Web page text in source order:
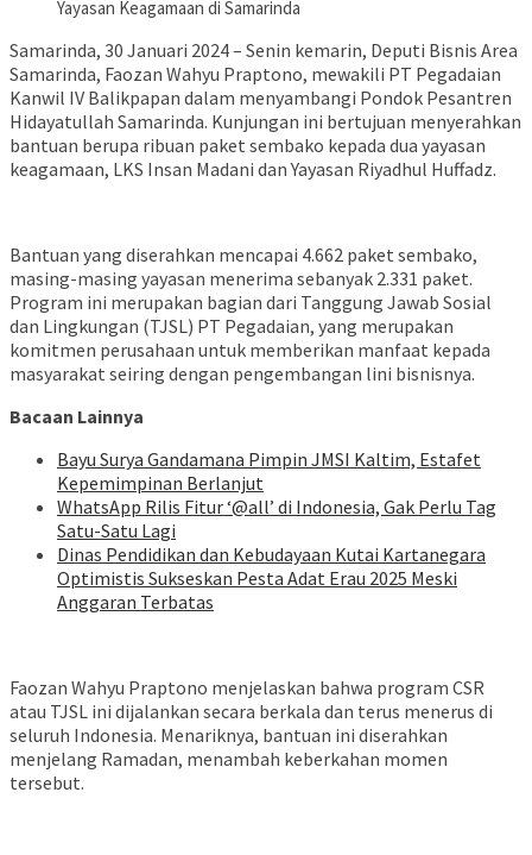
Yayasan Keagamaan di Samarinda
Samarinda, 30 Januari 2024 – Senin kemarin, Deputi Bisnis Area
Samarinda, Faozan Wahyu Praptono, mewakili PT Pegadaian
Kanwil IV Balikpapan dalam menyambangi Pondok Pesantren
Hidayatullah Samarinda. Kunjungan ini bertujuan menyerahkan
bantuan berupa ribuan paket sembako kepada dua yayasan
keagamaan, LKS Insan Madani dan Yayasan Riyadhul Huffadz.
Bantuan yang diserahkan mencapai 4.662 paket sembako,
masing-masing yayasan menerima sebanyak 2.331 paket.
Program ini merupakan bagian dari Tanggung Jawab Sosial
dan Lingkungan (TJSL) PT Pegadaian, yang merupakan
komitmen perusahaan untuk memberikan manfaat kepada
masyarakat seiring dengan pengembangan lini bisnisnya.
Bacaan Lainnya
Bayu Surya Gandamana Pimpin JMSI Kaltim, Estafet
Kepemimpinan Berlanjut
WhatsApp Rilis Fitur ‘@all’ di Indonesia, Gak Perlu Tag
Satu-Satu Lagi
Dinas Pendidikan dan Kebudayaan Kutai Kartanegara
Optimistis Sukseskan Pesta Adat Erau 2025 Meski
Anggaran Terbatas
Faozan Wahyu Praptono menjelaskan bahwa program CSR
atau TJSL ini dijalankan secara berkala dan terus menerus di
seluruh Indonesia. Menariknya, bantuan ini diserahkan
menjelang Ramadan, menambah keberkahan momen
tersebut.